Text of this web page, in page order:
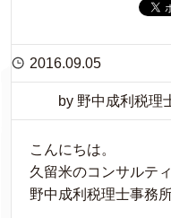
2016.09.05
by 野中成利税理
こんにちは。
久留米のコンサルテ
野中成利税理士事務